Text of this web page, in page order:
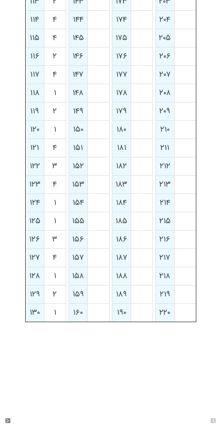
۲۰۴
۱۷۴ ۱۴۴ ۴
۱۱۴
۲۰۵
۱۷۵ ۱۴۵ ۴
۱۱۵
۲۰۶
۱۷۶ ۱۴۶ ۲
۱۱۶
۲۰۷
۱۷۷ ۱۴۷ ۴
۱۱۷
۲۰۸
۱۷۸ ۱۴۸ ۱
۱۱۸
۲۰۹
۱۷۹ ۱۴۹ ۲
۱۱۹
۲۱۰
۱۸۰ ۱۵۰ ۱
۱۲۰
۲۱۱
۱۸۱ ۱۵۱ ۴
۱۲۱
۲۱۲
۱۸۲ ۱۵۲ ۳
۱۲۲
۲۱۳
۱۸۳ ۱۵۳ ۴
۱۲۳
۲۱۴
۱۸۴ ۱۵۴ ۱
۱۲۴
۲۱۵
۱۸۵ ۱۵۵ ۱
۱۲۵
۲۱۶
۱۸۶ ۱۵۶ ۳
۱۲۶
۲۱۷
۱۸۷ ۱۵۷ ۴
۱۲۷
۲۱۸
۱۸۸ ۱۵۸ ۱
۱۲۸
۲۱۹
۱۸۹ ۱۵۹ ۲
۱۲۹
۲۲۰
۱۹۰ ۱۶۰ ۱ ۱۳۰